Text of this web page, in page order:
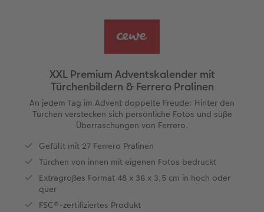
Erinnerungstasche
Bestellwege
Inspiration
Jahrbuch
Reisefotobuch
Kundenbeispiele
Alu Dibond
Gallery Print
Hartschaum
Foto auf Holz
Mehrteiler
Bilderboxen
Fotosticker
Art Prints
Rahmen
Fotogrößen & Formate
Bestellwege
Sofortfotos
Sofortfotos mit Text
Sofortfotos mit Design
Sofortfotostreifen
Sofortfotogrußkarten
Sofortfotosets
Fototassen
Trinkflasche
Dekoration
Schule & Büro
Textilien
Art Prints
Geburtskarten
Postkarten Sets
Postkarten verschicken
Fotokarten
Digitale Grußkarte
Bestellwege
Silikonhüllen
Kunststoffhüllen
Lederhüllen
Holzhüllen
Bio-based Case
Mit Design
Papierqualitäten
Designvorlagen
Kalender mit fertigem Design
Gestaltungsideen
CEWE myPhotos
Neuheiten
Danke sagen
für Frauen
für Freundinnen
für Kinder
für Großeltern
für Tierfreunde
Erste Schritte
Videotutorials
XXL Premium Adventskalender mit
Türchenbildern & Ferrero Pralinen
An jedem Tag im Advent doppelte Freude: Hinter den
Türchen verstecken sich persönliche Fotos und süße
Überraschungen von Ferrero.
Gefüllt mit 27 Ferrero Pralinen
Türchen von innen mit eigenen Fotos bedruckt
Extragroßes Format 48 x 36 x 3,5 cm in hoch oder
quer
FSC®-zertifiziertes Produkt